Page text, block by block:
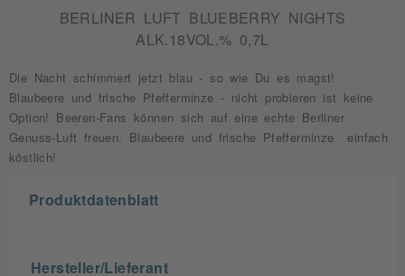
BERLINER LUFT BLUEBERRY NIGHTS
ALK.18VOL.% 0,7L
Die Nacht schimmert jetzt blau - so wie Du es magst!
Blaubeere und frische Pfefferminze - nicht probieren ist keine
Option! Beeren-Fans können sich auf eine echte Berliner
Genuss-Luft freuen. Blaubeere und frische Pfefferminze ­ einfach
köstlich!
Produktdatenblatt
Hersteller/Lieferant